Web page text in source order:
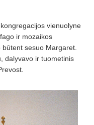
vienuolyne
ir mozaikos
sesuo Margaret.
dalyvavo ir tuometinis